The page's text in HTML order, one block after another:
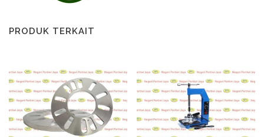
PRODUK TERKAIT